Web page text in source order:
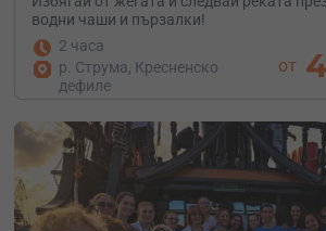
водни чаши и пързалки!
2 часа
р. Струма, Кресненско
дефиле
от